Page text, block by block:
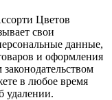
Цветов
свои
данные,
и оформления
в любое время
удалении.